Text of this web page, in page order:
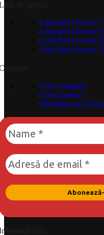
de prețuri
Listă preț Gewiss
Listă preț Gewiss
Listă Preț Gewiss
Listă Preț Gewiss
Cum comand?
Cum platesc?
Modalitati de livrare
utile